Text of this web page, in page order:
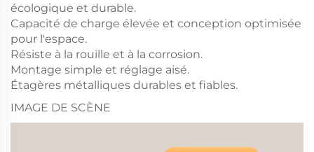
écologique et durable.
Capacité de charge élevée et conception optimisée
pour l'espace.
Résiste à la rouille et à la corrosion.
Montage simple et réglage aisé.
Étagères métalliques durables et fiables.
IMAGE DE SCÈNE